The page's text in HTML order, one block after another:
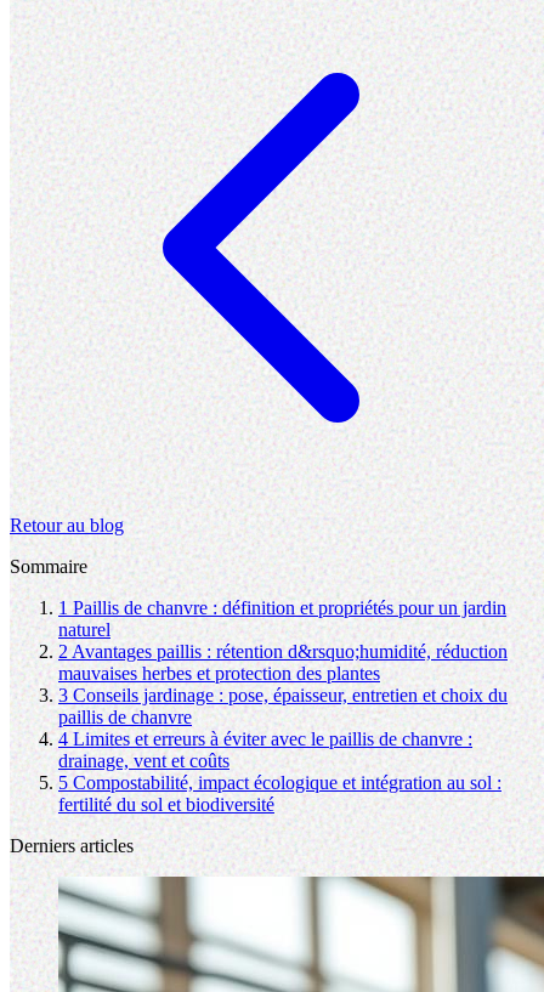
Retour au blog
Sommaire
1 Paillis de chanvre : définition et propriétés pour un jardin
naturel
2Avantages paillis : rétention d&rsquo;humidité, réduction
mauvaises herbes et protection des plantes
3 Conseils jardinage : pose, épaisseur, entretien et choix du
paillis de chanvre
4Limites et erreurs à éviter avec le paillis de chanvre :
drainage, vent et coûts
5Compostabilité, impact écologique et intégration au sol :
fertilité du sol et biodiversité
Derniers articles